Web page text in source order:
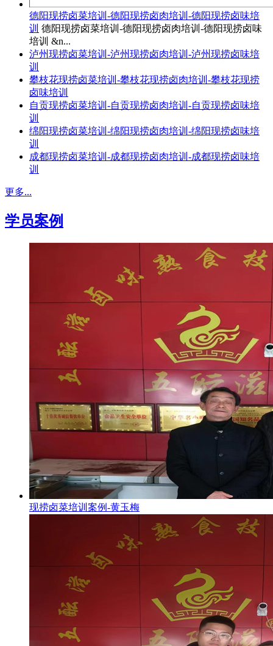
德阳现捞卤菜培训-德阳现捞卤肉培训-德阳现捞卤味培
训 德阳现捞卤菜培训-德阳现捞卤肉培训-德阳现捞卤味
培训 &n...
泸州现捞卤菜培训-泸州现捞卤肉培训-泸州现捞卤味培
训
攀枝花现捞卤菜培训-攀枝花现捞卤肉培训-攀枝花现捞
卤味培训
自贡现捞卤菜培训-自贡现捞卤肉培训-自贡现捞卤味培
训
绵阳现捞卤菜培训-绵阳现捞卤肉培训-绵阳现捞卤味培
训
成都现捞卤菜培训-成都现捞卤肉培训-成都现捞卤味培
训
更多...
学员案例
现捞卤菜培训案例-黄玉梅